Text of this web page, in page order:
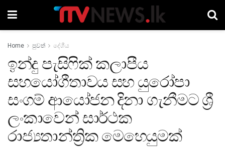
Home පුවත් දේශීය
ඉන්දු පැසිෆික් කලාපීය
සහයෝගීතාවය සහ යුරෝපා
සංගම් ආයෝජන දිනා ගැනීමට ශ්‍රී
ලංකාවෙන් සාර්ථක
රාජ්‍යතාන්ත්‍රික මෙහෙයුමක්